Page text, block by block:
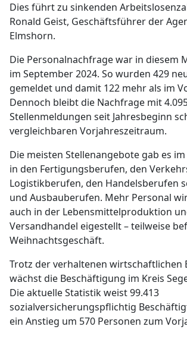
Dies führt zu sinkenden
Ronald Geist, Geschäftsführer der
Elmshorn.
Die Personalnachfrage war in diesem
im September 2024. So wurden 429
gemeldet und damit 122 mehr als im
Dennoch bleibt die Nachfrage mit
Stellenmeldungen seit Jahresbeginn
vergleichbaren Vorjahreszeitraum.
Die meisten Stellenangebote gab es
in den Fertigungsberufen, den
Logistikberufen, den Handelsberufen
und Ausbauberufen. Mehr Personal
auch in der Lebensmittelproduktion
Versandhandel eigestellt – teilweise
Weihnachtsgeschäft.
Trotz der verhaltenen wirtschaftlichen
wächst die Beschäftigung im Kreis
Die aktuelle Statistik weist 99.413
sozialversicherungspflichtig
ein Anstieg um 570 Personen zum